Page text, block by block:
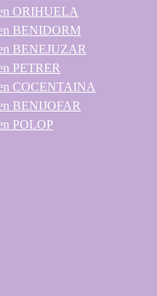
ORIHUELA
BENIDORM
BENEJUZAR
PETRER
COCENTAINA
BENIJOFAR
POLOP